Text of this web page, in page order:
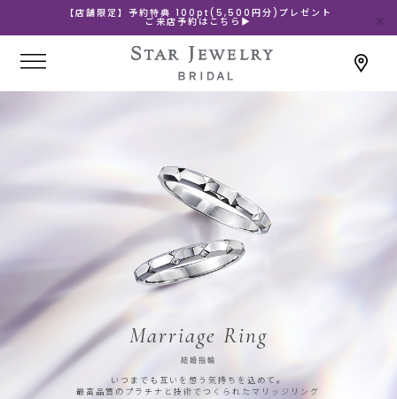
【店舗限定】予約特典 100pt(5,500円分)プレゼント
ご来店予約はこちら▶
Marriage Ring
結婚指輪
いつまでも互いを想う気持ちを込めて。
最高品質のプラチナと技術でつくられたマリッジリング